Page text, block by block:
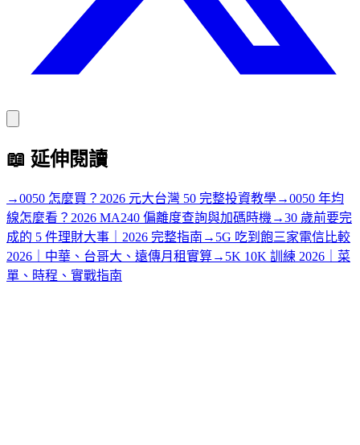
📖 延伸閱讀
→0050 怎麼買？2026 元大台灣 50 完整投資教學→0050 年均
線怎麼看？2026 MA240 偏離度查詢與加碼時機 →30 歲前要完
成的 5 件理財大事｜2026 完整指南 → 5G 吃到飽三家電信比較
2026｜中華、台哥大、遠傳月租實算→ 5K 10K 訓練 2026｜菜
單、時程、實戰指南